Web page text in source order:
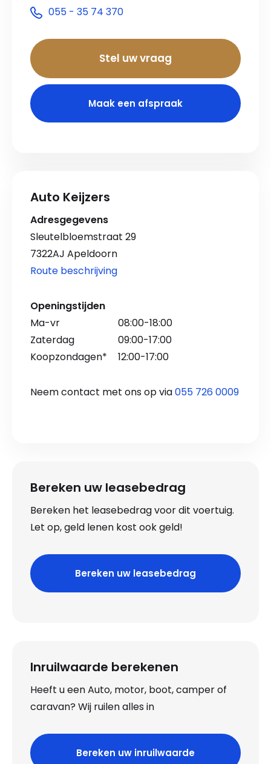
055 - 35 74 370
Stel uw vraag
Maak een afspraak
Auto Keijzers
Adresgegevens
Sleutelbloemstraat 29
7322AJ Apeldoorn
Route beschrijving
Openingstijden
Ma-vr
08:00-18:00
Zaterdag
09:00-17:00
Koopzondagen*
12:00-17:00
Neem contact met ons op via055 726 0009
Bereken uw leasebedrag
Bereken het leasebedrag voor dit voertuig.
Let op, geld lenen kost ook geld!
Bereken uw leasebedrag
Inruilwaarde berekenen
Heeft u een Auto, motor, boot, camper of
caravan? Wij ruilen alles in
Bereken uw inruilwaarde